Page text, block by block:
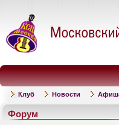
Клуб Новости
Форум